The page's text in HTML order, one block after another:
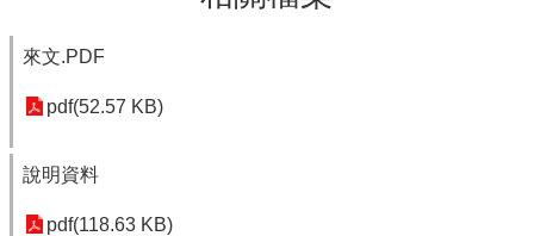
來文.PDF
pdf(52.57 KB)
說明資料
pdf(118.63 KB)